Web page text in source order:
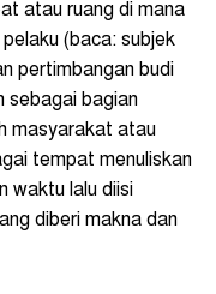
atau ruang di mana
(baca: subjek
pertimbangan budi
sebagai bagian
masyarakat atau
tempat menuliskan
waktu lalu diisi
diberi makna dan